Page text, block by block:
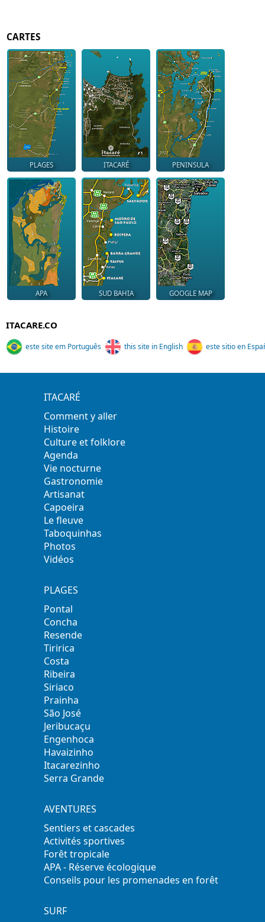
CARTES
PLAGES ITACARÉ PENINSULA
APA SUD BAHIA GOOGLE MAP
ITACARE.CO
este site em Português this site in English este sitio en
ITACARÉ
Comment y aller
Histoire
Culture et folklore
Agenda
Vie nocturne
Gastronomie
Artisanat
Capoeira
Le fleuve
Taboquinhas
Photos
Vidéos
PLAGES
Pontal
Concha
Resende
Tiririca
Costa
Ribeira
Siriaco
Prainha
São José
Jeribucaçu
Engenhoca
Havaizinho
Itacarezinho
Serra Grande
AVENTURES
Sentiers et cascades
Activités sportives
Forêt tropicale
APA - Réserve écologique
Conseils pour les promenades en forêt
SURF